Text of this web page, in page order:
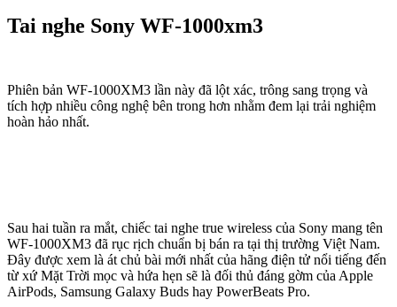
Tai nghe Sony WF-1000xm3
Phiên bản WF-1000XM3 lần này đã lột xác, trông sang trọng và
tích hợp nhiều công nghệ bên trong hơn nhằm đem lại trải nghiệm
hoàn hảo nhất.
Sau hai tuần ra mắt, chiếc tai nghe true wireless của Sony mang tên
WF-1000XM3 đã rục rịch chuẩn bị bán ra tại thị trường Việt Nam.
Đây được xem là át chủ bài mới nhất của hãng điện tử nổi tiếng đến
từ xứ Mặt Trời mọc và hứa hẹn sẽ là đối thủ đáng gờm của Apple
AirPods, Samsung Galaxy Buds hay PowerBeats Pro.